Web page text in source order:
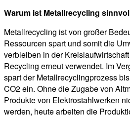
Warum ist Metallrecycling
Metallrecycling ist von großer
Ressourcen spart und somit die
verbleiben in der
Recycling erneut verwendet. Im
spart der Metallrecyclingprozess
CO2 ein. Ohne die Zugabe von
Produkte von Elektrostahlwerken
werden, heute arbeiten die